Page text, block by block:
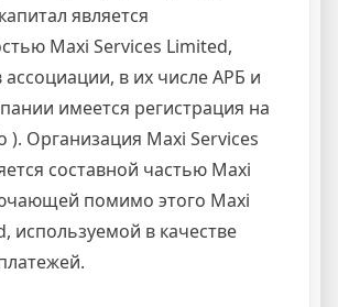
является
Maxi Services Limited,
в их числе АРБ и
имеется регистрация на
). Организация Maxi Services
составной частью Maxi
помимо этого Maxi
используемой в качестве